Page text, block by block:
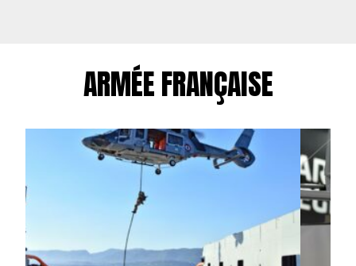
ARMÉE FRANÇAISE